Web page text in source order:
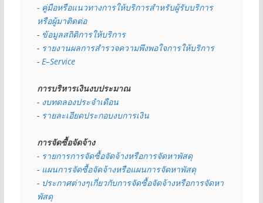
- คู่มือหรือแนวทางการให้บริการสำหรับผู้รับบริการ
หรือผู้มาติดต่อ
- ข้อมูลสถิติการให้บริการ
- รายงานผลการสำรวจความพึงพอใจการให้บริการ
- E–Service
การบริหารเงินงบประมาณ
- งบทดลองประจำเดือน
- รายละเอียดประกอบงบการเงิน
การจัดซื้อจัดจ้าง
- รายการการจัดซื้อจัดจ้างหรือการจัดหาพัสดุ
- แผนการจัดซื้อจัดจ้างหรือแผนการจัดหาพัสดุ
- ประกาศต่างๆเกี่ยวกับการจัดซื้อจัดจ้างหรือการจัดหา
พัสดุ